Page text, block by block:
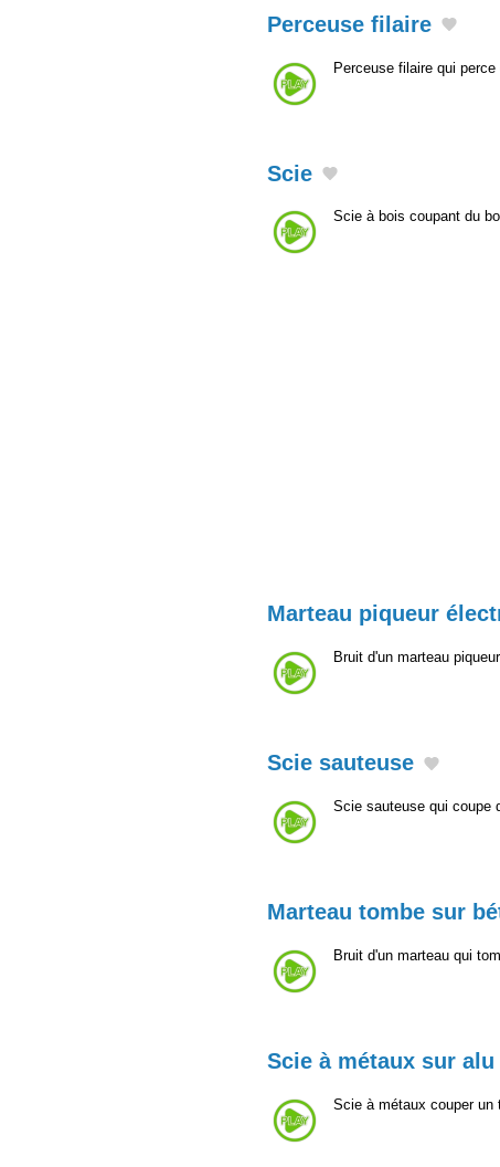
Perceuse filaire
Perceuse filaire qui perce
Scie
Scie à bois coupant du
Marteau piqueur
Bruit d'un marteau
Scie sauteuse
Scie sauteuse qui coupe
Marteau tombe sur
Bruit d'un marteau qui
Scie à métaux sur alu
Scie à métaux couper un